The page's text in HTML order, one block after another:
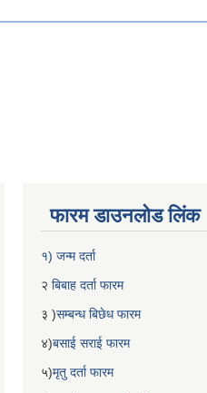
फारम डाउनलोड लिंक
१) जन्म दर्ता
२ बिबाह दर्ता फारम
३ )सम्बन्ध बिछेध फारम
४)बसाई सराई फारम
५)मृतु दर्ता फारम